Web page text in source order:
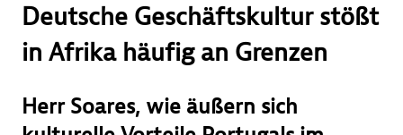
Deutsche Geschäftskultur stößt
in Afrika häufig an Grenzen
Herr Soares, wie äußern sich